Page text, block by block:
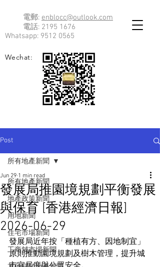
電郵: enblocc@outlook.com
電話: 2195 1676
Whatsapp: 9512 0565
Wechat:
Post
所有地產新聞
地產政策新聞
用地新聞
住宅市場新聞
工商舖市場新聞
所有地產新聞
發展局推園境規劃平衡發展
與保育 [香港經濟日報]
2026-06-29
Jun 29 1 min read
發展局近年按「種植有方、因地制宜」
原則推動園境規劃及樹木管理，提升城